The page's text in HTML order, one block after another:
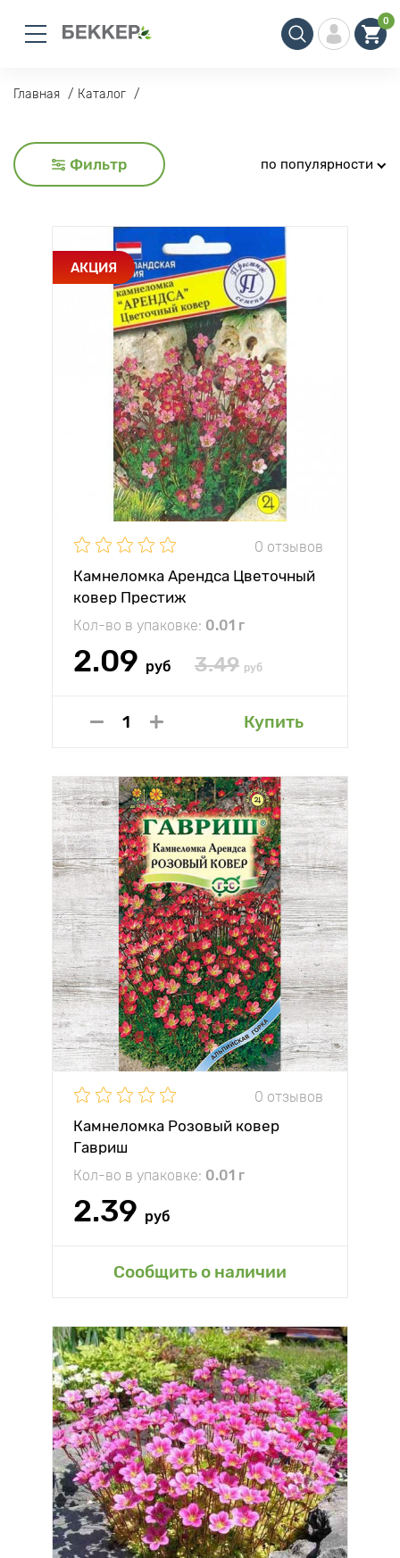
0
Главная Каталог
Фильтр по популярности
АКЦИЯ
0 отзывов
Камнеломка Арендса Цветочный
ковер Престиж
Кол-во в упаковке: 0.01 г
2.09 руб 3.49 руб
Купить
0 отзывов
Камнеломка Розовый ковер
Гавриш
Кол-во в упаковке: 0.01 г
2.39 руб
Сообщить о наличии